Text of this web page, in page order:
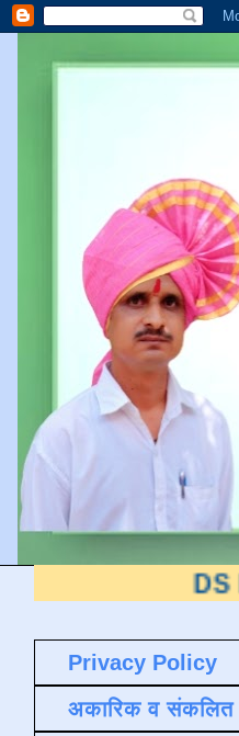
DS EDUTECH या
Privacy Policy
अकारिक व संकलित